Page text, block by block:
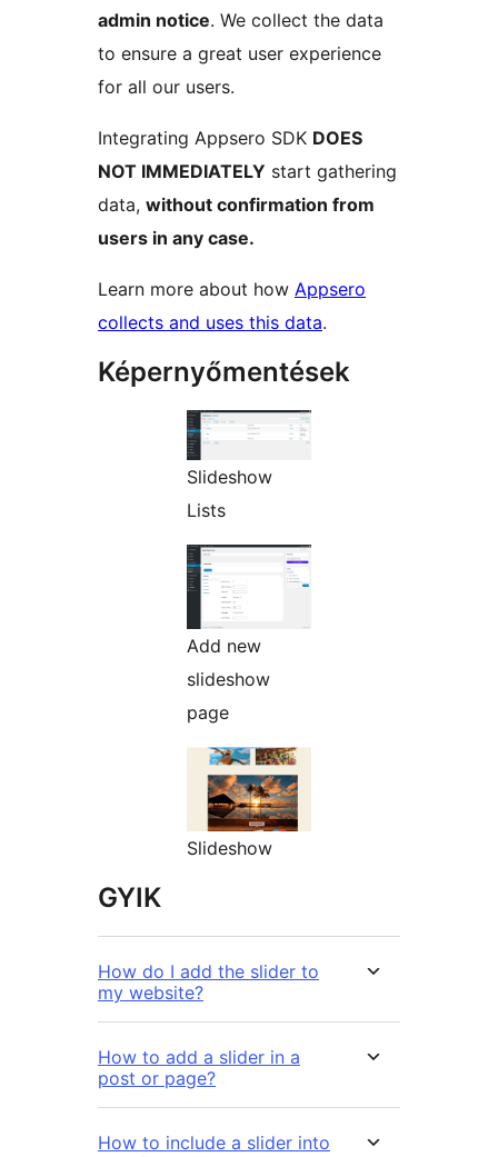
admin notice. We collect the data
to ensure a great user experience
for all our users.
Integrating Appsero SDK DOES
NOT IMMEDIATELY start gathering
data, without confirmation from
users in any case.
Learn more about how Appsero
collects and uses this data.
Képernyőmentések
Slideshow
Lists
Add new
slideshow
page
Slideshow
GYIK
How do I add the slider to
my website?
How to add a slider in a
post or page?
How to include a slider into